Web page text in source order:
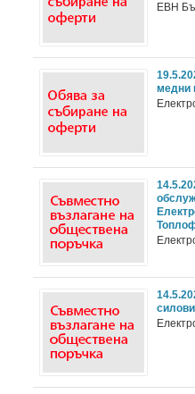
ЕВН
медни